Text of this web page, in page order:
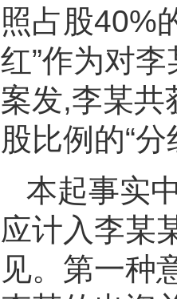
照占股40%
红”作为对
案发,李某共
股比例的“
本起事实
应计入李某
见。第一种